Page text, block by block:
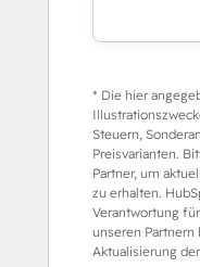
* Die hier
Steuern,
Preisvarianten.
Partner, um
zu erhalten.
Verantwortung
unseren
Aktualisierung